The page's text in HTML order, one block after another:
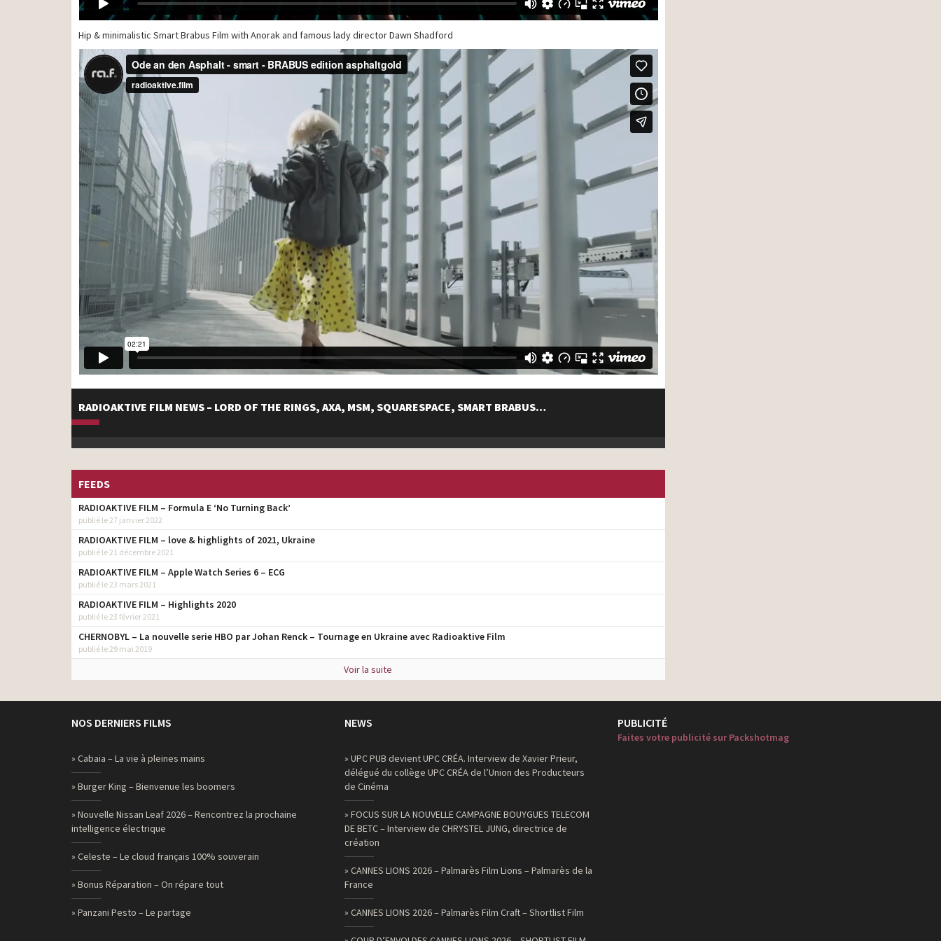
Hip & minimalistic Smart Brabus Film with Anorak and famous lady director Dawn Shadford
RADIOAKTIVE FILM NEWS – LORD OF THE RINGS, AXA, MSM, SQUARESPACE, SMART BRABUS…
FEEDS
RADIOAKTIVE FILM – Formula E ‘No Turning Back’
publié le 27 janvier 2022
RADIOAKTIVE FILM – love & highlights of 2021, Ukraine
publié le 21 décembre 2021
RADIOAKTIVE FILM – Apple Watch Series 6 – ECG
publié le 23 mars 2021
RADIOAKTIVE FILM – Highlights 2020
publié le 23 février 2021
CHERNOBYL – La nouvelle serie HBO par Johan Renck – Tournage en Ukraine avec Radioaktive Film
publié le 29 mai 2019
Voir la suite
NOS DERNIERS FILMS
» Cabaia – La vie à pleines mains
» Burger King – Bienvenue les boomers
» Nouvelle Nissan Leaf 2026 – Rencontrez la prochaine
intelligence électrique
» Celeste – Le cloud français 100% souverain
» Bonus Réparation – On répare tout
» Panzani Pesto – Le partage
NEWS
» UPC PUB devient UPC CRÉA. Interview de Xavier Prieur,
délégué du collège UPC CRÉA de l’Union des Producteurs
de Cinéma
» FOCUS SUR LA NOUVELLE CAMPAGNE BOUYGUES TELECOM
DE BETC – Interview de CHRYSTEL JUNG, directrice de
création
» CANNES LIONS 2026 – Palmarès Film Lions – Palmarès de la
France
» CANNES LIONS 2026 – Palmarès Film Craft – Shortlist Film
PUBLICITÉ
Faites votre publicité sur Packshotmag